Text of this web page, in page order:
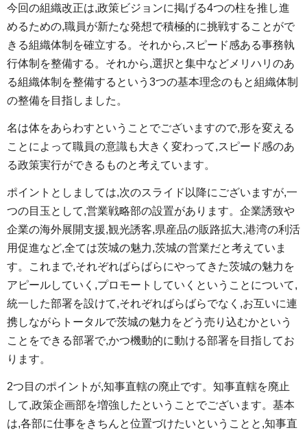
今回の組織改正は,政策ビジョンに掲げる4つの柱を推し進
めるための,職員が新たな発想で積極的に挑戦することがで
きる組織体制を確立する。それから,スピード感ある事務執
行体制を整備する。それから,選択と集中などメリハリのあ
る組織体制を整備するという3つの基本理念のもと組織体制
の整備を目指しました。
名は体をあらわすということでございますので,形を変える
ことによって職員の意識も大きく変わって,スピード感のあ
る政策実行ができるものと考えています。
ポイントとしましては,次のスライド以降にございますが,一
つの目玉として,営業戦略部の設置があります。企業誘致や
企業の海外展開支援,観光誘客,県産品の販路拡大,港湾の利活
用促進など,全ては茨城の魅力,茨城の営業だと考えていま
す。これまで,それぞればらばらにやってきた茨城の魅力を
アピールしていく,プロモートしていくということについて,
統一した部署を設けて,それぞればらばらでなく,お互いに連
携しながらトータルで茨城の魅力をどう売り込むかという
ことをできる部署で,かつ機動的に動ける部署を目指してお
ります。
2つ目のポイントが,知事直轄の廃止です。知事直轄を廃止
して,政策企画部を増強したということでございます。基本
は,各部に仕事をきちんと位置づけたいということと,知事直